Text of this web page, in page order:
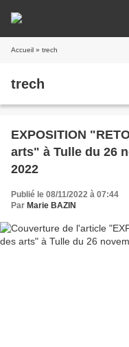
Accueil » trech
trech
EXPOSITION
arts" à Tulle du 26
2022
Publié le 08/11/2022 à 07:44
Par Marie BAZIN